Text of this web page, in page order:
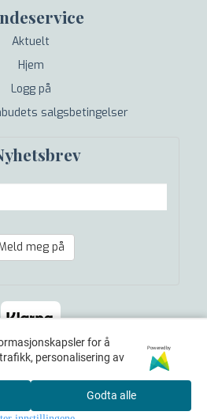
Aktuelt
Hjem
Logg på
salgsbetingelser
meg på
i Grimstad AS - Powered by
for å
personalisering av
Powered by
Godta alle